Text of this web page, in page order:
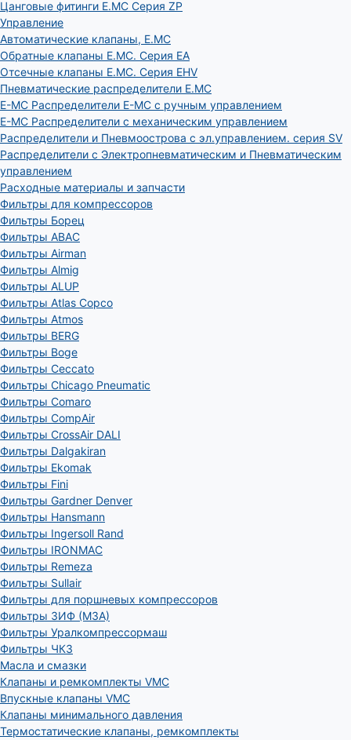
Цанговые фитинги E.MC Серия ZP
Управление
Автоматические клапаны, Е.МС
Обратные клапаны E.MC. Серия EA
Отсечные клапаны E.MC. Серия EHV
Пневматические распределители E.MC
E-MC Распределители E-MC с ручным управлением
E-MC Распределители с механическим управлением
Распределители и Пневмоострова с эл.управлением. серия SV
Распределители с Электропневматическим и Пневматическим
управлением
Расходные материалы и запчасти
Фильтры для компрессоров
Фильтры Борец
Фильтры ABAC
Фильтры Airman
Фильтры Almig
Фильтры ALUP
Фильтры Atlas Copco
Фильтры Atmos
Фильтры BERG
Фильтры Boge
Фильтры Ceccato
Фильтры Chicago Pneumatic
Фильтры Comaro
Фильтры CompAir
Фильтры CrossAir DALI
Фильтры Dalgakiran
Фильтры Ekomak
Фильтры Fini
Фильтры Gardner Denver
Фильтры Hansmann
Фильтры Ingersoll Rand
Фильтры IRONMAC
Фильтры Remeza
Фильтры Sullair
Фильтры для поршневых компрессоров
Фильтры ЗИФ (МЗА)
Фильтры Уралкомпрессормаш
Фильтры ЧКЗ
Масла и смазки
Клапаны и ремкомплекты VMC
Впускные клапаны VMC
Клапаны минимального давления
Термостатические клапаны, ремкомплекты